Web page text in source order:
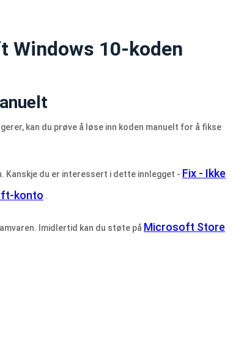
Windows 10-koden
kan du prøve å løse inn koden manuelt for å fikse
Kanskje du er interessert i dette innlegget - Fix - Ikke
konto .
Imidlertid kan du støte på Microsoft Store